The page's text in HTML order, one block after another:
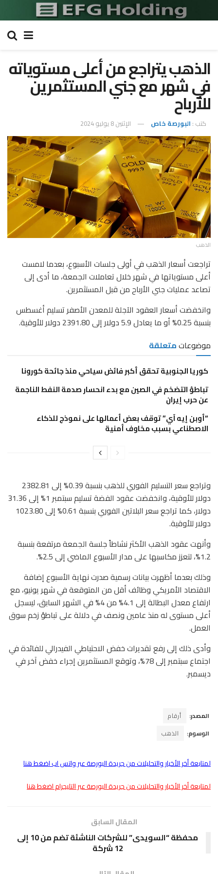
الذهب يتراجع من أعلى مستوياته
في شهر مع جني المستثمرين
للأرباح
كتب : البورصة خاص الإثنين 8 يوليو 2024
الذهب
تراجعت أسعار الذهب في أولى جلسات الأسبوع، بعدما لامست
أعلى مستوياتها في شهر خلال تعاملات الجمعة، ما أدى إلى
تصاعد عمليات جني الأرباح من قبل المستثمرين.
وانخفضت أسعار العقود الآجلة للمعدن الأصفر تسليم أغسطس
بنسبة 0.25% أو ما يعادل 5.9 دولار إلى 2391.80 دولار للأوقية.
موضوعاتمتعلقة
كوريا الجنوبية تحقق أكبر فائض سياحي منذ جائحة كورونا
تباطؤ التضخم في الصين مع بدء انحسار صدمة النفط الناجمة
عن حرب إيران
“أوبن إيه آي” توقف بعض أعمالها على نموذج للذكاء
الاصطناعي بسبب مخاوف أمنية
وتراجع سعر التسليم الفوري للذهب بنسبة 0.39% إلى 2382.81
دولار للأوقية، وانخفضت عقود الفضة تسليم سبتمبر 1% إلى 31.36
دولار، كما تراجع سعر البلاتين الفوري بنسبة 0.61% إلى 1023.80
دولار للأوقية.
وأنهت عقود الذهب الأكثر نشاطاً جلسة الجمعة مرتفعة بنسبة
1.2%، لتعزز مكاسبها على مدار الأسبوع الماضي إلى 2.5%.
وذلك بعدما أظهرت بيانات رسمية صدرت نهاية الأسبوع إضافة
الاقتصاد الأمريكي وظائف أقل من المتوقعة في شهر يونيو، مع
ارتفاع معدل البطالة إلى 4.1% من 4% في الشهر السابق، ليسجل
أعلى مستوى له منذ عامين ونصف في دلالة على تباطؤ زخم سوق
العمل.
وأدى ذلك إلى رفع تقديرات خفض الاحتياطي الفيدرالي للفائدة في
اجتماع سبتمبر إلى 78%، وتوقع المستثمرين إجراء خفض آخر في
ديسمبر.
المصدر:
أرقام
الوسوم:
الذهب
لمتابعة أخر الأخبار والتحليلات من جريدة البورصة عبر واتس اب اضغط هنا
لمتابعة أخر الأخبار والتحليلات من جريدة البورصة عبر التليجرام اضغط هنا
المقال السابق
محفظة “السويدى” للشركات الناشئة تضم من 10 إلى
12 شركة